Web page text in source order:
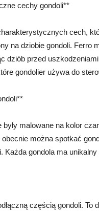
cechy gondoli**
cech,
na dziobie gondoli. Ferro
dziób przed
gondolier używa do
były malowane na kolor
obecnie można spotkać
Każda gondola ma
częścią gondoli.